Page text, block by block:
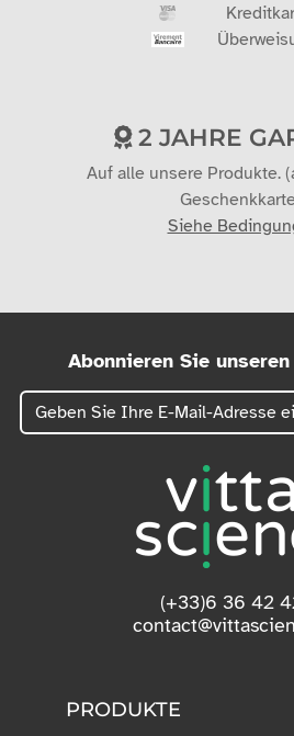
2 JAHRE
Auf alle unsere Produkte.
Siehe
Abonnieren Sie
(+33)6 36 42
PRODUKTE